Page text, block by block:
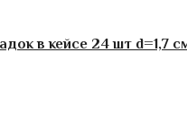
в кейсе 24 шт d=1,7